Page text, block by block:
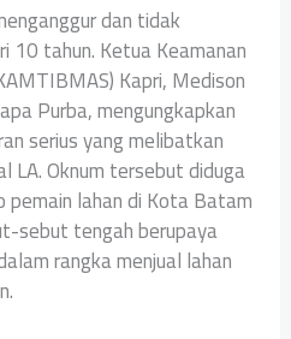
dan tidak
10 tahun. Ketua Keamanan
Kapri, Medison
Purba, mengungkapkan
serius yang melibatkan
LA. Oknum tersebut diduga
pemain lahan di Kota Batam
sebut tengah berupaya
rangka menjual lahan